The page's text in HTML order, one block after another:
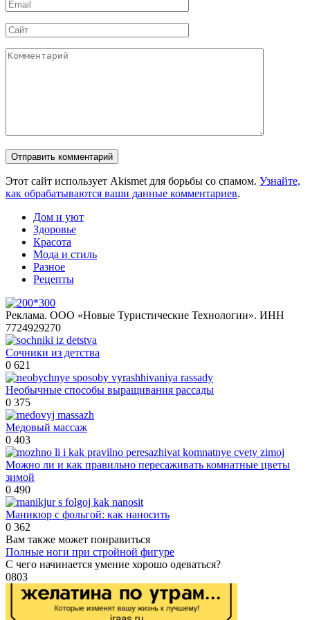
Email
*
Сайт
Комментарий
Этот сайт использует Akismet для борьбы со спамом. Узнайте,
как обрабатываются ваши данные комментариев.
Дом и уют
Здоровье
Красота
Мода и стиль
Разное
Рецепты
Реклама. ООО «Новые Туристические Технологии». ИНН
7724929270
Сочники из детства
0 621
Необычные способы выращивания рассады
0 375
Медовый массаж
0 403
Можно ли и как правильно пересаживать комнатные цветы
зимой
0 490
Маникюр с фольгой: как наносить
0 362
Вам также может понравиться
Полные ноги при стройной фигуре
С чего начинается умение хорошо одеваться?
0803